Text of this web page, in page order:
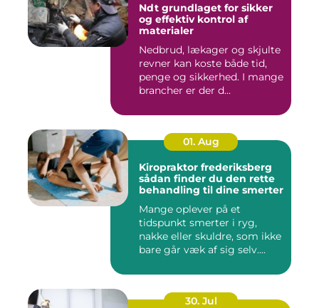
Ndt grundlaget for sikker
og effektiv kontrol af
materialer
Nedbrud, lækager og skjulte
revner kan koste både tid,
penge og sikkerhed. I mange
brancher er der d...
01. Aug
Kiropraktor frederiksberg
sådan finder du den rette
behandling til dine smerter
Mange oplever på et
tidspunkt smerter i ryg,
nakke eller skuldre, som ikke
bare går væk af sig selv....
30. Jul